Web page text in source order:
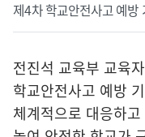
제4차 학교안전사고 예방
전진석 교육부 교육
학교안전사고 예방
체계적으로 대응하